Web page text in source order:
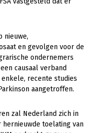
nieuwe,
en gevolgen voor de
ondernemers
causaal verband
recente studies
aangetroffen.
zal Nederland zich in
hernieuwde toelating van